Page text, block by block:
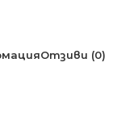
Отзиви (0)